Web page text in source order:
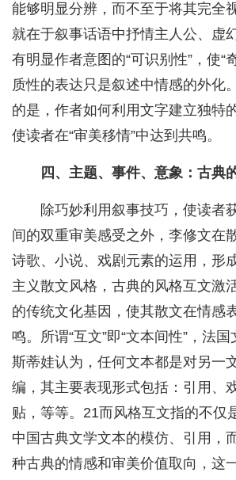
能够明显分辨，而不至于将其完全
就在于叙事话语中抒情主人公、虚
有明显作者意图的“可识别性”，使“
质性的表达只是叙述中情感的外化
的是，作者如何利用文字建立独特
使读者在“审美移情”中达到共鸣。
四、主题、事件、意象：古典
除巧妙利用叙事技巧，使读者获
间的双重审美感受之外，李修文在
诗歌、小说、戏剧元素的运用，形
主义散文风格，古典的风格互文激
的传统文化基因，使其散文在情感
鸣。所谓“互文”即“文本间性”，法
斯蒂娃认为，任何文本都是对另一
编，其主要表现形式包括：引用、
贴，等等。21而风格互文指的不仅
中国古典文学文本的模仿、引用，
种古典的情感和审美价值取向，这